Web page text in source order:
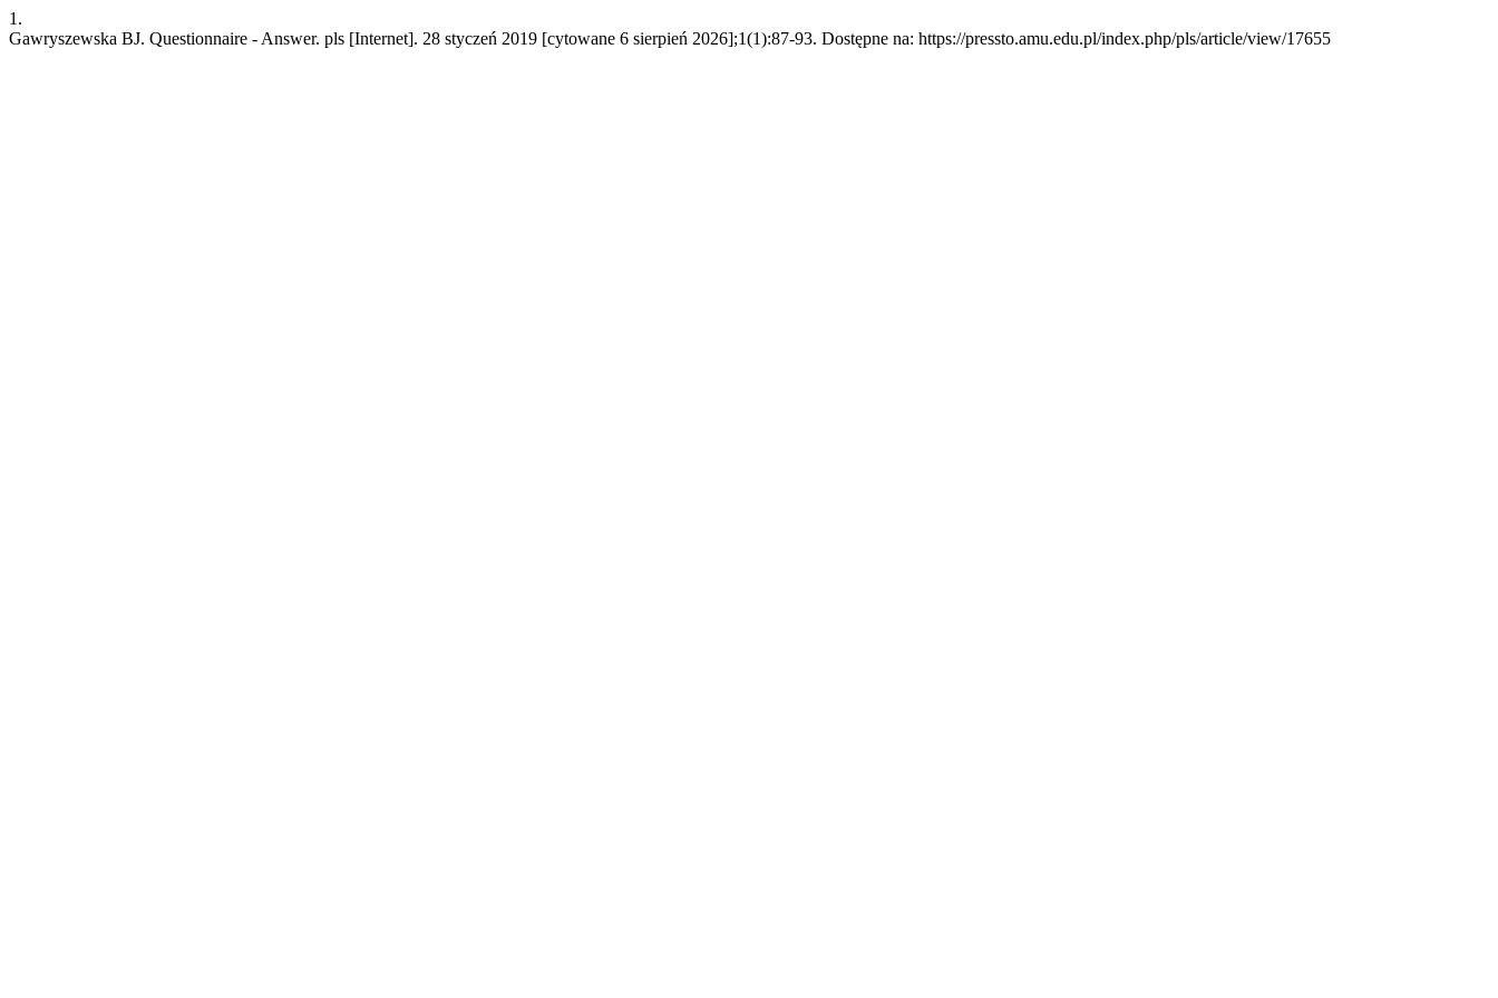
1.
Gawryszewska BJ. Questionnaire - Answer. pls [Internet]. 28 styczeń 2019 [cytowane 6 sierpień 2026];1(1):87-93. Dostępne na: https://pressto.amu.edu.pl/index.php/pls/article/view/17655